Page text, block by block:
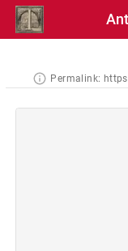
Permalink: